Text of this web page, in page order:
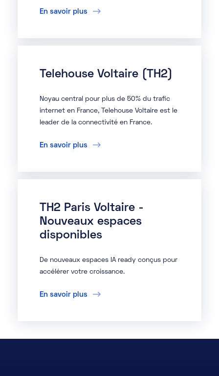
En savoir plus
Telehouse Voltaire (TH2)
Noyau central pour plus de 50% du trafic
internet en France, Telehouse Voltaire est le
leader de la connectivité en France.
En savoir plus
TH2 Paris Voltaire -
Nouveaux espaces
disponibles
De nouveaux espaces IA ready conçus pour
accélérer votre croissance.
En savoir plus